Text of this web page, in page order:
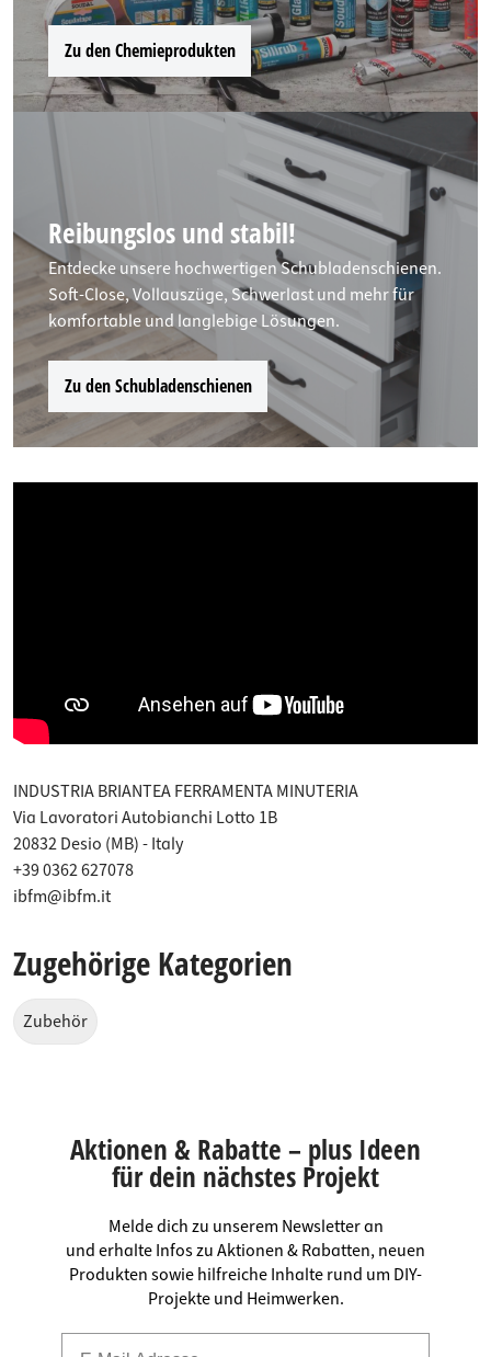
Zu den Chemieprodukten
Reibungslos und stabil!
Entdecke unsere hochwertigen Schubladenschienen.
Soft-Close, Vollauszüge, Schwerlast und mehr für
komfortable und langlebige Lösungen.
Zu den Schubladenschienen
INDUSTRIA BRIANTEA FERRAMENTA MINUTERIA
Via Lavoratori Autobianchi Lotto 1B
20832 Desio (MB) - Italy
+39 0362 627078
ibfm@ibfm.it
Zugehörige Kategorien
Zubehör
Aktionen & Rabatte – plus Ideen
für dein nächstes Projekt
Melde dich zu unserem Newsletter an
und erhalte Infos zu Aktionen & Rabatten, neuen
Produkten sowie hilfreiche Inhalte rund um DIY-
Projekte und Heimwerken.